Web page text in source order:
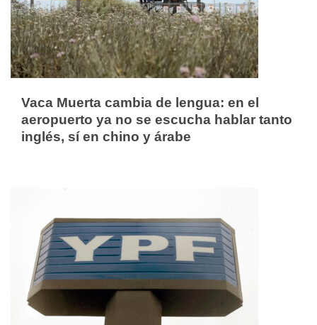
Vaca Muerta cambia de lengua: en el
aeropuerto ya no se escucha hablar tanto
inglés, sí en chino y árabe